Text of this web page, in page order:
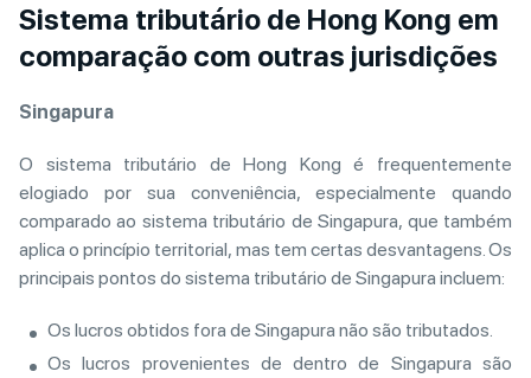
Sistema tributário de Hong Kong em
comparação com outras jurisdições
Singapura
O sistema tributário de Hong Kong é frequentemente
elogiado por sua conveniência, especialmente quando
comparado ao sistema tributário de Singapura, que também
aplica o princípio territorial, mas tem certas desvantagens. Os
principais pontos do sistema tributário de Singapura incluem:
Os lucros obtidos fora de Singapura não são tributados.
Os lucros provenientes de dentro de Singapura são